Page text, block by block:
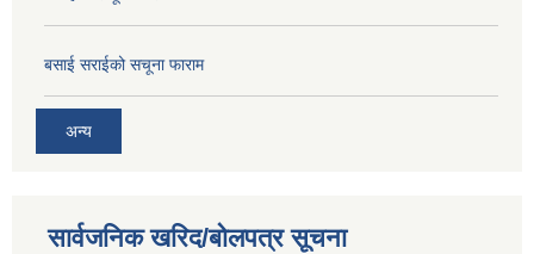
बसाई सराईको सचूना फाराम
अन्य
सार्वजनिक खरिद/बोलपत्र सूचना